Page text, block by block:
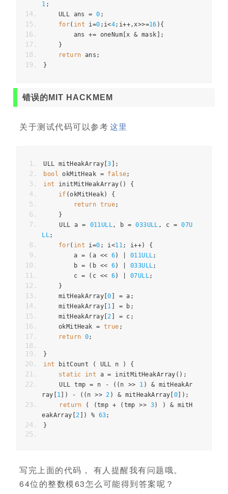
1 ;
    ULL ans
= 0 ;
for( int i=0 ; i<4; i++,x>>=16 ){
        ans
+= oneNum [x & mask ];
}
return ans ;
}
错误的MIT HACKMEM
关于测试代码可以参考这里
ULL mitHeakArray[3 ];
bool okMitHeak = false;
int
initMitHeakArray ()
{
if (okMitHeak)
{
return true;
}
    ULL a
= 011ULL, b = 033ULL , c = 07U
LL;
for( int i=0 ; i<11; i++)
{
        a
= ( a << 6) 011ULL;
        b
= ( b << 6) 033ULL;
        c
= ( c << 6) 07ULL;
}
    mitHeakArray
[0 = a ;
    mitHeakArray
[ 1 = b ;
    mitHeakArray
[2 = c ;
    okMitHeak
= true ;
return 0;
}
int
bitCount ( ULL n )
{
static
int a = initMitHeakArray ();
    ULL tmp
= n - (( n >> 1 ) & mitHeakAr
ray
1 ]) - (( n >> 2 ) & mitHeakArray 0 ]);
return
( (tmp + ( tmp >> 3) ) & mitH
eakArray [2 ]) % 63;
}
写完上面的代码， 有人提醒我有问题哦。
64位的整数模63怎么可能得到答案呢？